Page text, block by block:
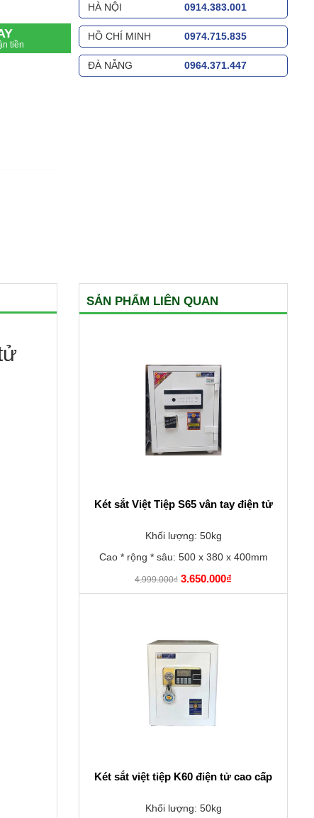
tiền
HÀ NỘI 0914.383.001
HỒ CHÍ MINH 0974.715.835
ĐÀ NẴNG 0964.371.447
SẢN PHẨM LIÊN QUAN
Két sắt Việt Tiệp S65 vân tay điện tử
Khối lượng: 50kg
Cao * rộng * sâu: 500 x 380 x 400mm
4.999.000₫ 3.650.000₫
Két sắt việt tiệp K60 điện tử cao cấp
Khối lượng: 50kg